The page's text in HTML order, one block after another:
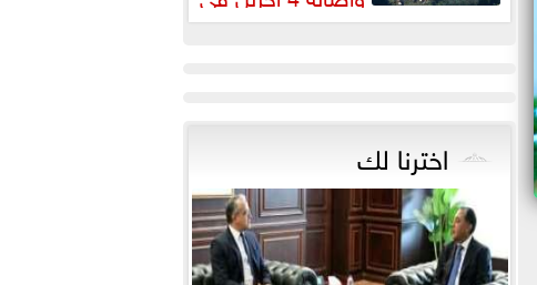
انفجار جنوب لبنان
اخترنا لك